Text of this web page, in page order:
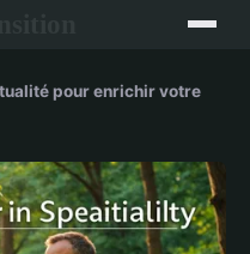
pour enrichir votre